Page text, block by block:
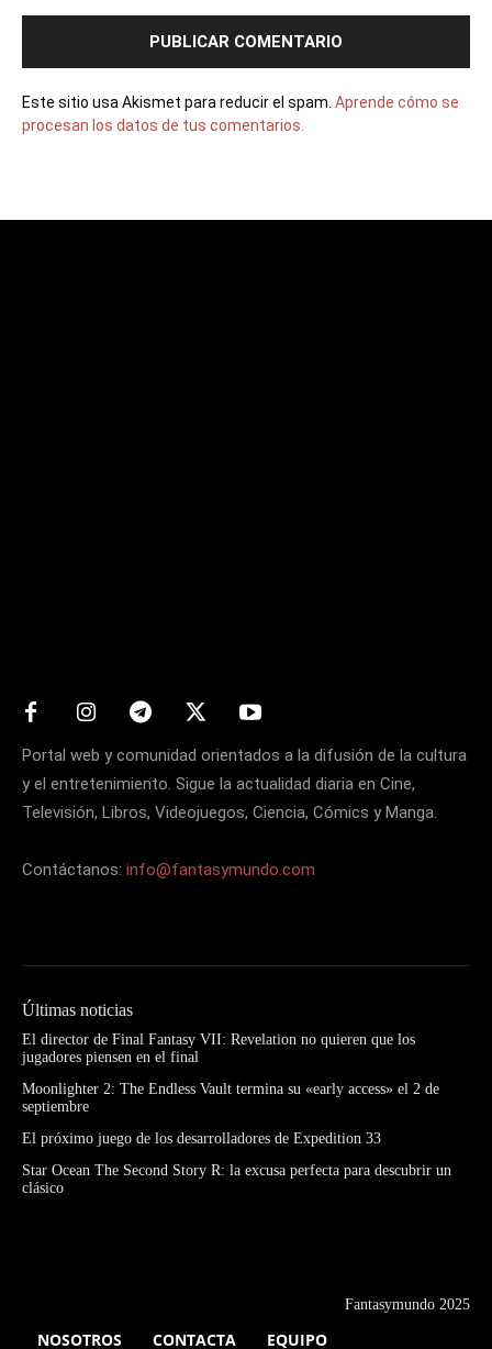
Este sitio usa Akismet para reducir el spam. Aprende cómo se
procesan los datos de tus comentarios.
Portal web y comunidad orientados a la difusión de la cultura
y el entretenimiento. Sigue la actualidad diaria en Cine,
Televisión, Libros, Videojuegos, Ciencia, Cómics y Manga.
Contáctanos: info@fantasymundo.com
Últimas noticias
El director de Final Fantasy VII: Revelation no quieren que los
jugadores piensen en el final
Moonlighter 2: The Endless Vault termina su «early access» el 2 de
septiembre
El próximo juego de los desarrolladores de Expedition 33
Star Ocean The Second Story R: la excusa perfecta para descubrir un
clásico
Fantasymundo 2025
NOSOTROS CONTACTA EQUIPO